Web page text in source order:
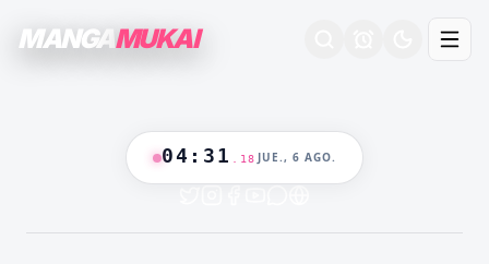
MANGA MUKAI
04 : 31 19 JUE., 6 AGO.